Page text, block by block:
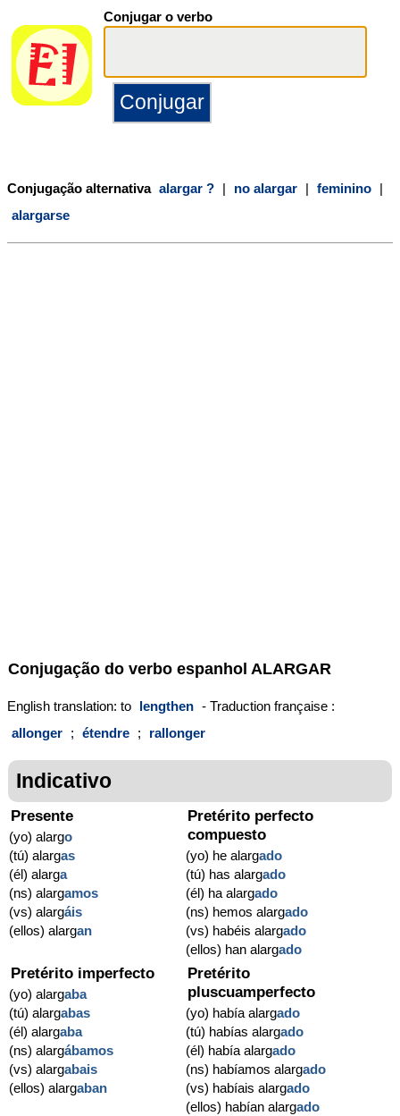
Conjugar o verbo
Conjugação alternativa alargar ? | no alargar | feminino |
alargarse
Conjugação do verbo espanhol ALARGAR
English translation: to lengthen - Traduction française :
allonger ; étendre ; rallonger
Indicativo
Presente
(yo) alargo
(tú) alargas
(él) alarga
(ns) alargamos
(vs) alargáis
(ellos) alargan
Pretérito perfecto
compuesto
(yo) he alargado
(tú) has alargado
(él) ha alargado
(ns) hemos alargado
(vs) habéis alargado
(ellos) han alargado
Pretérito imperfecto
(yo) alargaba
(tú) alargabas
(él) alargaba
(ns) alargábamos
(vs) alargabais
(ellos) alargaban
Pretérito
pluscuamperfecto
(yo) había alargado
(tú) habías alargado
(él) había alargado
(ns) habíamos alargado
(vs) habíais alargado
(ellos) habían alargado